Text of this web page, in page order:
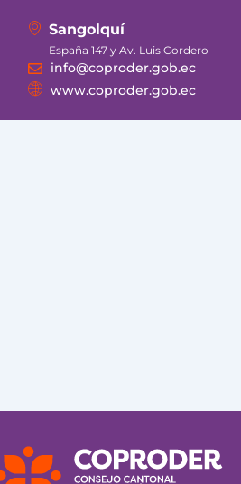
Sangolquí
España 147 y Av. Luis Cordero
info@coproder.gob.ec
www.coproder.gob.ec